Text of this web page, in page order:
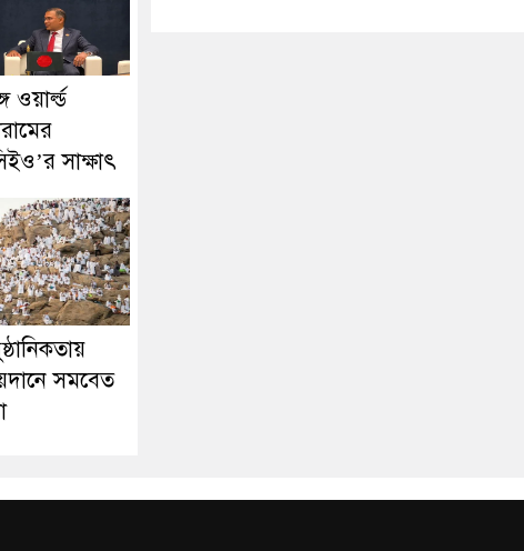
ওয়ার্ল্ড
সাক্ষাৎ
সমবেত